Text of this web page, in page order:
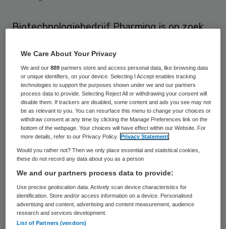
Biotechnologiebedrijf Pharming is op zoek
overname. Dat maakte de in Leiden
gevestigde onderneming dinsdag bekend.
Pharmingverkeert in zwaar weer. De
lastige omstandigheden op de Europese
kapitaalmarkt maken het moeilijk om
financiering te vinden voor
wetenschappelijk onderzoek. Ook dreigt een
belangrijke studie in de Verenigde Staten
naar de werking van het geneesmiddel
Ruconest vertraging op te lopen.
We Care About Your Privacy
We and our889 partners store and access personal data, like browsing data
or unique identifiers, on your device. Selecting I Accept enables tracking
technologies to support the purposes shown under we and our partners
process data to provide. Selecting Reject All or withdrawing your consent will
disable them. If trackers are disabled, some content and ads you see may not
be as relevant to you. You can resurface this menu to change your choices or
withdraw consent at any time by clicking the Manage Preferences link on the
bottom of the webpage. Your choices will have effect within our Website. For
more details, refer to our Privacy Policy.
Privacy Statement
Would you rather not? Then we only place essential and statistical cookies,
these do not record any data about you as a person
We and our partners process data to provide:
Use precise geolocation data. Actively scan device characteristics for
identification. Store and/or access information on a device. Personalised
advertising and content, advertising and content measurement, audience
research and services development.
List of Partners (vendors)